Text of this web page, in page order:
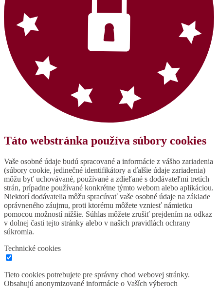
Táto webstránka používa súbory cookies
Vaše osobné údaje budú spracované a informácie z vášho zariadenia
(súbory cookie, jedinečné identifikátory a ďalšie údaje zariadenia)
môžu byť uchovávané, používané a zdieľané s dodávateľmi tretích
strán, prípadne používané konkrétne týmto webom alebo aplikáciou.
Niektorí dodávatelia môžu spracúvať vaše osobné údaje na základe
oprávneného záujmu, proti ktorému môžete vzniesť námietku
pomocou možností nižšie. Súhlas môžete zrušiť prejdením na odkaz
v dolnej časti tejto stránky alebo v našich pravidlách ochrany
súkromia.
Technické cookies
Tieto cookies potrebujete pre správny chod webovej stránky.
Obsahujú anonymizované informácie o Vaších výberoch